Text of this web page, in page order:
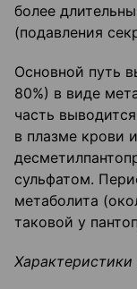
более
(подавления
Основной путь
80%) в виде
часть
в плазме крови
сульфатом.
метаболита
таковой у